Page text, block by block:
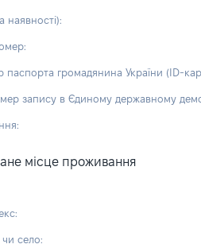
наявності):
паспорта громадянина України (ID-
запису в Єдиному державному
місце проживання
село: